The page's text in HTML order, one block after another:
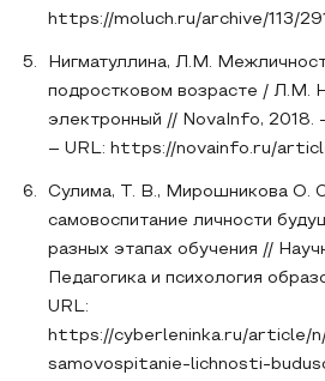
https://moluch.ru/archive/113/
Нигматуллина, Л.М.
подростковом возрасте / Л.М.
электронный // NovaInfo,
– URL: https://novainfo.ru/
Сулима, Т. В., Мирошникова О.
самовоспитание личности
разных этапах обучения //
Педагогика и психология
URL:
https://cyberleninka.ru/article/
samovospitanie-lichnosti-